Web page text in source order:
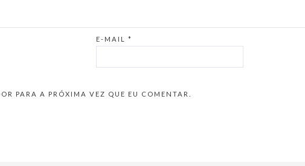
E-MAIL *
PARA A PRÓXIMA VEZ QUE EU COMENTAR.